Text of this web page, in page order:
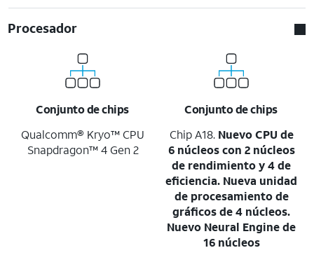
Procesador
Conjunto de chips
Qualcomm® Kryo™ CPU
Snapdragon™ 4 Gen 2
Conjunto de chips
Chip A18. Nuevo CPU de
6 núcleos con 2 núcleos
de rendimiento y 4 de
eficiencia. Nueva unidad
de procesamiento de
gráficos de 4 núcleos.
Nuevo Neural Engine de
16 núcleos